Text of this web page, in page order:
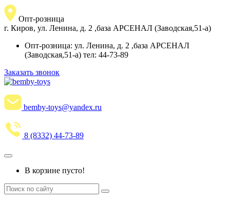
Опт-розница
г. Киров, ул. Ленина, д. 2 ,база АРСЕНАЛ (Заводская,51-а)
Опт-розница: ул. Ленина, д. 2 ,база АРСЕНАЛ
(Заводская,51-а) тел: 44-73-89
Заказать звонок
bemby-toys@yandex.ru
8 (8332) 44-73-89
В корзине пусто!